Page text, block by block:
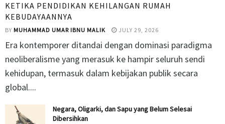
KETIKA PENDIDIKAN KEHILANGAN RUMAH
KEBUDAYAANNYA
BY MUHAMMAD UMAR IBNU MALIK JULY 29, 2026
Era kontemporer ditandai dengan dominasi paradigma
neoliberalisme yang merasuk ke hampir seluruh sendi
kehidupan, termasuk dalam kebijakan publik secara
global....
Negara, Oligarki, dan Sapu yang Belum Selesai
Dibersihkan